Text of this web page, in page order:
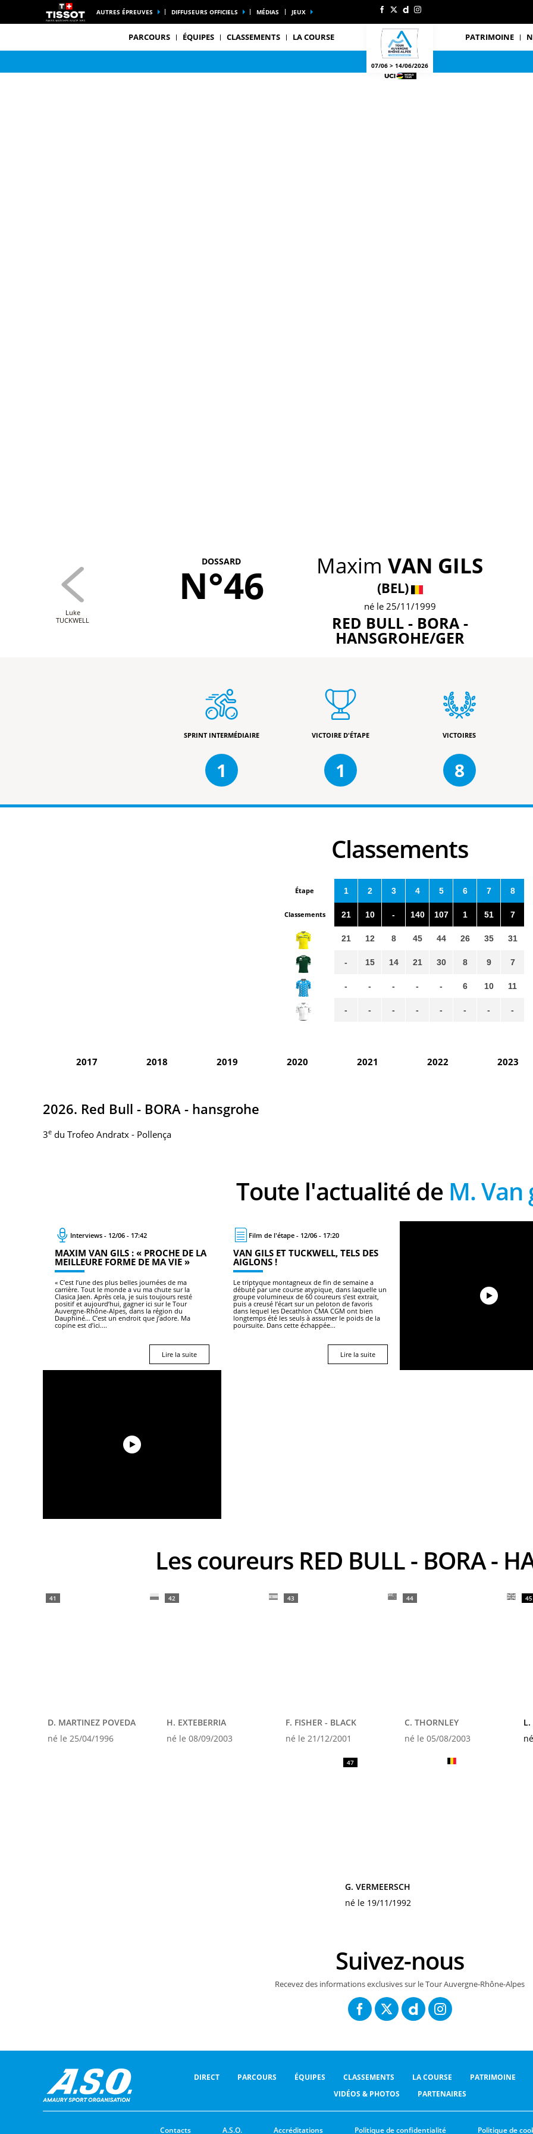
AUTRES ÉPREUVES DIFFUSEURS OFFICIELS MÉDIAS JEUX
PARCOURS ÉQUIPES CLASSEMENTS LA COURSE
07/06 > 14/06/2026
PATRIMOINE
DOSSARD
N°46 Maxim VAN GILS
(BEL)
né le 25/11/1999
RED BULL - BORA -
HANSGROHE/GER
Luke
TUCKWELL
SPRINT INTERMÉDIAIRE
1
VICTOIRE D'ÉTAPE
1
VICTOIRES
8
Classements
Étape
Classements
1
21
21
-
-
-
2
10
12
15
-
-
3
-
8
14
-
-
4
140
45
21
-
-
5
107
44
30
-
-
6
1
26
8
6
-
7
51
35
9
10
-
8
7
31
7
11
-
2017 2018 2019 2020 2021 2022 2023
2026. Red Bull - BORA - hansgrohe
3e du Trofeo Andratx - Pollença
Toute l'actualité de M. Van
Interviews - 12/06 - 17:42
MAXIM VAN GILS : « PROCHE DE LA
MEILLEURE FORME DE MA VIE »
« C’est l’une des plus belles journées de ma
carrière. Tout le monde a vu ma chute sur la
Clasica Jaen. Après cela, je suis toujours resté
positif et aujourd’hui, gagner ici sur le Tour
Auvergne-Rhône-Alpes, dans la région du
Dauphiné… C’est un endroit que j’adore. Ma
copine est d’ici....
Lire la suite
Film de l'étape - 12/06 - 17:20
VAN GILS ET TUCKWELL, TELS DES
AIGLONS !
Le triptyque montagneux de fin de semaine a
débuté par une course atypique, dans laquelle un
groupe volumineux de 60 coureurs s’est extrait,
puis a creusé l’écart sur un peloton de favoris
dans lequel les Decathlon CMA CGM ont bien
longtemps été les seuls à assumer le poids de la
poursuite. Dans cette échappée...
Lire la suite
Les coureurs RED BULL - BORA -
41
D. MARTINEZ POVEDA
né le 25/04/1996
42
H. EXTEBERRIA
né le 08/09/2003
43
F. FISHER - BLACK
né le 21/12/2001
44
C. THORNLEY
né le 05/08/2003
45
L.
47
G. VERMEERSCH
né le 19/11/1992
Suivez-nous
Recevez des informations exclusives sur le Tour Auvergne-Rhône-Alpes
DIRECT PARCOURS ÉQUIPES CLASSEMENTS LA COURSE
PATRIMOINE
VIDÉOS & PHOTOS
PARTENAIRES
Contacts A.S.O. Accréditations Politique de confidentialité Politique de